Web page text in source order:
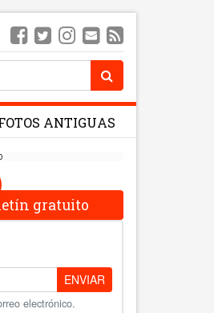
ANTIGUAS
gratuito
ENVIAR
electrónico.